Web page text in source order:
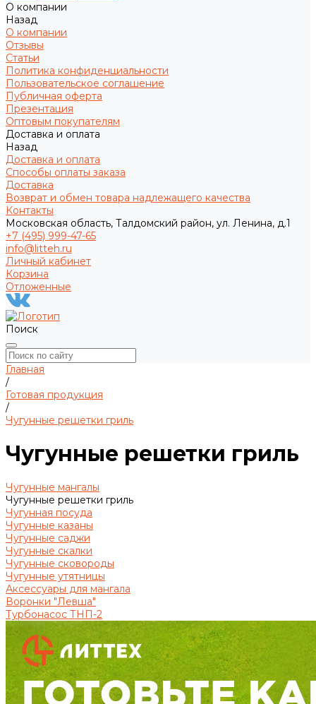
О компании
Назад
О компании
Отзывы
Статьи
Политика конфиденциальности
Пользовательское соглашение
Публичная оферта
Презентация
Оптовым покупателям
Доставка и оплата
Назад
Доставка и оплата
Способы оплаты заказа
Доставка
Возврат и обмен товара надлежащего качества
Контакты
Московская область, Талдомский район, ул. Ленина, д.1
+7 (495) 999-47-65
info@litteh.ru
Личный кабинет
Корзина
Отложенные
Поиск
Главная
/
Готовая продукция
/
Чугунные решетки гриль
Чугунные решетки гриль
Чугунные мангалы
Чугунные решетки гриль
Чугунная посуда
Чугунные казаны
Чугунные саджи
Чугунные скалки
Чугунные сковороды
Чугунные утятницы
Аксессуары для мангала
Воронки "Левша"
Турбонасос ТНП-2